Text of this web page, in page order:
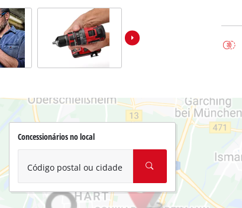
Concessionários no local
Código postal ou cidade